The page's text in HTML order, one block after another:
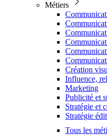
Métiers
Création
Influence,
Marketing
Publicité et
Stratégie et
Stratégie
Tous les